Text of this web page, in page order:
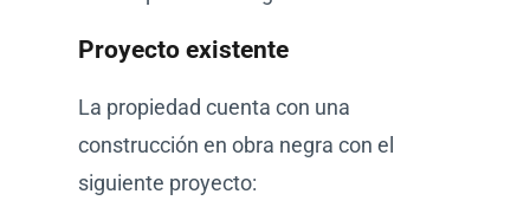
Proyecto existente
La propiedad cuenta con una
construcción en obra negra con el
siguiente proyecto: